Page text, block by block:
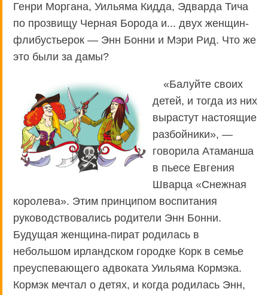
Генри Моргана, Уильяма Кидда, Эдварда Тича
по прозвищу Черная Борода и... двух женщин-
флибустьерок — Энн Бонни и Мэри Рид. Что же
это были за дамы?
«Балуйте своих
детей, и тогда из них
вырастут настоящие
разбойники», —
говорила Атаманша
в пьесе Евгения
Шварца «Снежная
королева». Этим принципом воспитания
руководствовались родители Энн Бонни.
Будущая женщина-пират родилась в
небольшом ирландском городке Корк в семье
преуспевающего адвоката Уильяма Кормэка.
Кормэк мечтал о детях, и когда родилась Энн,